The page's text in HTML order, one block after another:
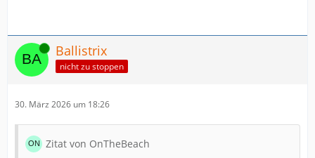
Online Ballistrix
nicht zu stoppen
30. März 2026 um 18:26
Zitat von OnTheBeach